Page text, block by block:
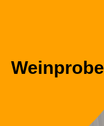
Weinprobe